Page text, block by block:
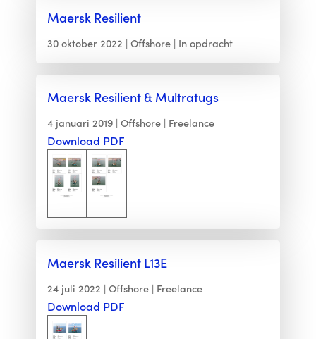
Maersk Resilient
30 oktober 2022 Offshore In opdracht
Maersk Resilient & Multratugs
4 januari 2019 Offshore Freelance
Download PDF
Maersk Resilient L13E
24 juli 2022 Offshore Freelance
Download PDF